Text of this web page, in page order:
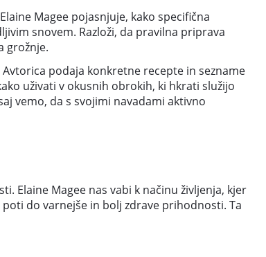
Magee pojasnjuje, kako specifična
snovem. Razloži, da pravilna priprava
grožnje.
podaja konkretne recepte in sezname
uživati v okusnih obrokih, ki hkrati služijo
vemo, da s svojimi navadami aktivno
Elaine Magee nas vabi k načinu življenja, kjer
do varnejše in bolj zdrave prihodnosti. Ta